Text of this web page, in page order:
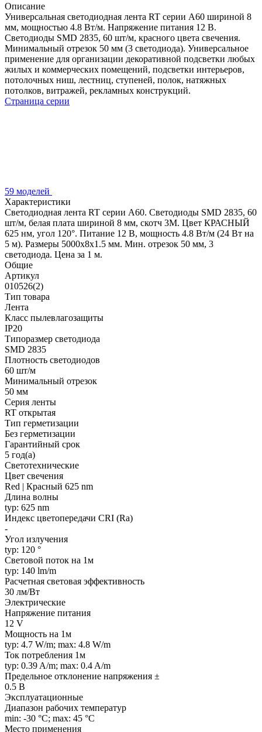
Описание
Универсальная светодиодная лента RT серии A60 шириной 8
мм, мощностью 4.8 Вт/м. Напряжение питания 12 В.
Светодиоды SMD 2835, 60 шт/м, красного цвета свечения.
Минимальный отрезок 50 мм (3 светодиода). Универсальное
применение для организации декоративной подсветки любых
жилых и коммерческих помещений, подсветки интерьеров,
потолочных ниш, лестниц, ступеней, полок, натяжных
потолков, витражей, рекламных конструкций.
Страница серии
59 моделей
Характеристики
Светодиодная лента RT серии A60. Светодиоды SMD 2835, 60
шт/м, белая плата шириной 8 мм, скотч 3M. Цвет КРАСНЫЙ
625 нм, угол 120°. Питание 12 В, мощность 4.8 Вт/м (24 Вт на
5 м). Размеры 5000x8x1.5 мм. Мин. отрезок 50 мм, 3
светодиода. Цена за 1 м.
Общие
Артикул
010526(2)
Тип товара
Лента
Класс пылевлагозащиты
IP20
Типоразмер светодиода
SMD 2835
Плотность светодиодов
60 шт/м
Минимальный отрезок
50 мм
Серия ленты
RT открытая
Тип герметизации
Без герметизации
Гарантийный срок
5 год(а)
Светотехнические
Цвет свечения
Red | Красный 625 nm
Длина волны
typ: 625 nm
Индекс цветопередачи CRI (Ra)
-
Угол излучения
typ: 120 °
Световой поток на 1м
typ: 140 lm/m
Расчетная световая эффективность
30 лм/Вт
Электрические
Напряжение питания
12 V
Мощность на 1м
typ: 4.7 W/m; max: 4.8 W/m
Ток потребления 1м
typ: 0.39 A/m; max: 0.4 A/m
Предельное отклонение напряжения ±
0.5 В
Эксплуатационные
Диапазон рабочих температур
min: -30 °C; max: 45 °C
Место применения